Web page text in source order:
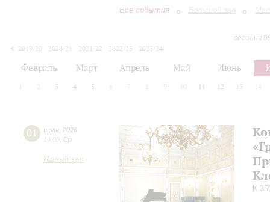
Все события Большой зал
сегодня
2019/20
2020/21 2021/22 2022/23
2023/24
Февраль Март Апрель Май Июнь
2 3 4 5 6 7 8 9 10 11 12 13 14
01 июля 2026
14:00 Ср
Малый зал
К